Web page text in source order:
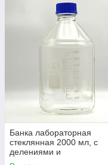
Банка лабораторная
стеклянная 2000 мл, с
делениями и
навинчивающейся